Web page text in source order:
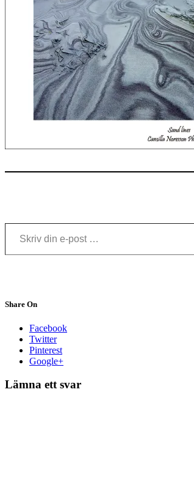
Skriv din e-post …
Share On
Facebook
Twitter
Pinterest
Google+
Lämna ett svar